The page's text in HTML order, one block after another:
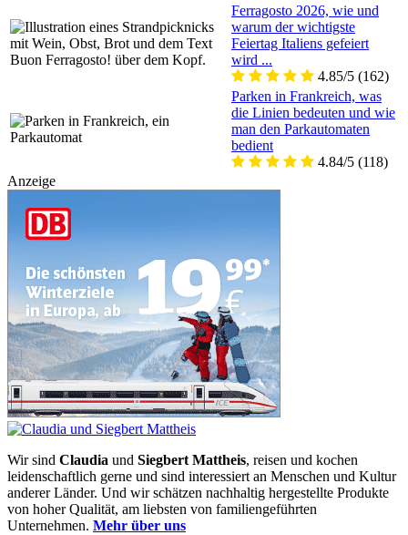
Ferragosto 2026, wie und
warum der wichtigste
Feiertag Italiens gefeiert
wird ...
4.85/5 (162)
Parken in Frankreich, was
die Linien bedeuten und wie
man den Parkautomaten
bedient
4.84/5 (118)
Anzeige
Wir sind Claudia und Siegbert Mattheis, reisen und kochen
leidenschaftlich gerne und sind interessiert an Menschen und Kultur
anderer Länder. Und wir schätzen nachhaltig hergestellte Produkte
von hoher Qualität, am liebsten von familiengeführten
Unternehmen. Mehr über uns